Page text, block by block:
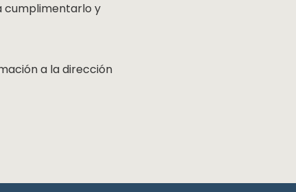
cumplimentarlo y
a la dirección